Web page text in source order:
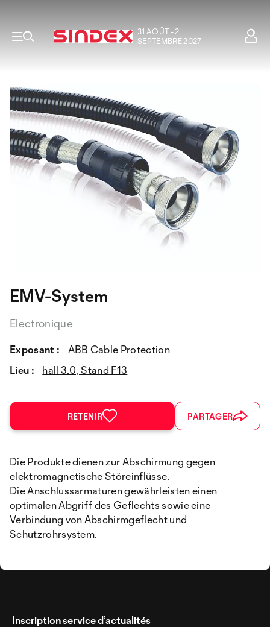
31 AOÛT - 2
SEPTEMBRE 2027
EMV-System
Electronique
Exposant :
ABB Cable Protection
Lieu :
hall 3.0, Stand F13
RETENIR PARTAGER
Die Produkte dienen zur Abschirmung gegen
elektromagnetische Störeinflüsse.
Die Anschlussarmaturen gewährleisten einen
optimalen Abgriff des Geflechts sowie eine
Verbindung von Abschirmgeflecht und
Schutzrohrsystem.
Inscription service d’actualités